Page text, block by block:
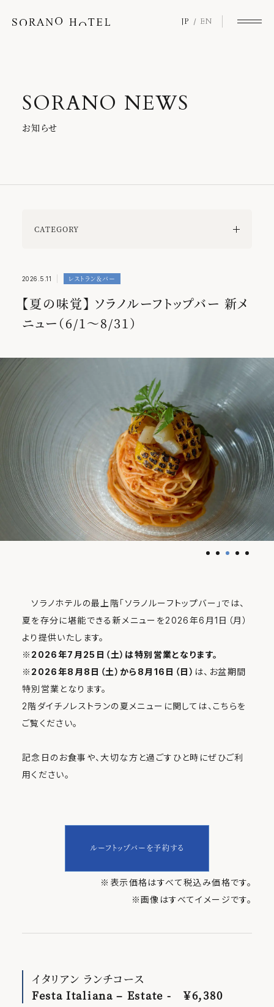
JP EN
SORANO NEWS
お知らせ
CATEGORY
SORANOロイヤリティプログラム
SORANOクオリティ
イベント
インフォメーション
2026.5.11 レストラン＆バー
【夏の味覚】 ソラノルーフトップバー 新メ
ニュー（6/1～8/31）
ソラノホテルの最上階「ソラノルーフトップバー」では、
夏を存分に堪能できる新メニューを2026年6月1日（月）
より提供いたします。
※2026年7月25日（土）は特別営業となります。
※ 2026年8月8日（土）から8月16日（日） は、お盆期間
特別営業となります。
2階ダイチノレストランの夏メニューに関しては、 こちらを
ご覧ください。
記念日のお食事や、大切な方と過ごすひと時にぜひご利
用ください。
ルーフトップバーを予約する
※表示価格はすべて税込み価格です。
※画像はすべてイメージです。
イタリアン ランチコース
Festa Italiana – Estate - ￥6,380